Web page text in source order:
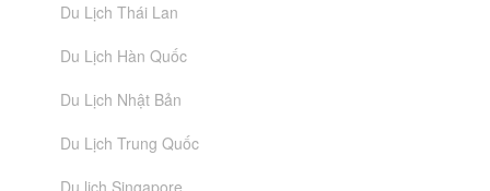
Du Lịch Thái Lan
Du Lịch Hàn Quốc
Du Lịch Nhật Bản
Du Lịch Trung Quốc
Du lịch Singapore